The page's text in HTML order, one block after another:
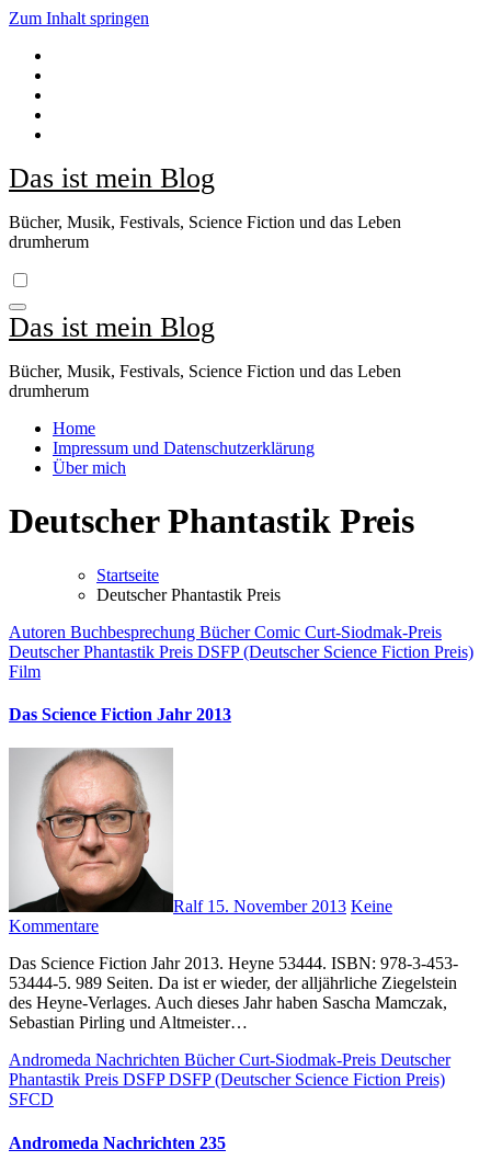
Zum Inhalt springen
Das ist mein Blog
Bücher, Musik, Festivals, Science Fiction und das Leben
drumherum
Das ist mein Blog
Bücher, Musik, Festivals, Science Fiction und das Leben
drumherum
Home
Impressum und Datenschutzerklärung
Über mich
Deutscher Phantastik Preis
Startseite
Deutscher Phantastik Preis
Autoren Buchbesprechung BücherComic Curt-Siodmak-Preis
Deutscher Phantastik Preis DSFP (Deutscher Science Fiction Preis)
Film
Das Science Fiction Jahr 2013
Ralf 15. November 2013 Keine
Kommentare
Das Science Fiction Jahr 2013. Heyne 53444. ISBN: 978-3-453-
53444-5. 989 Seiten. Da ist er wieder, der alljährliche Ziegelstein
des Heyne-Verlages. Auch dieses Jahr haben Sascha Mamczak,
Sebastian Pirling und Altmeister…
Andromeda Nachrichten BücherCurt-Siodmak-Preis Deutscher
Phantastik Preis DSFPDSFP (Deutscher Science Fiction Preis)
SFCD
Andromeda Nachrichten 235